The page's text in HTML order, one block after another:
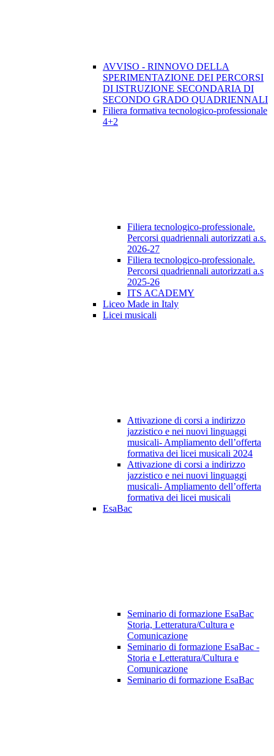
AVVISO - RINNOVO DELLA
SPERIMENTAZIONE DEI PERCORSI
DI ISTRUZIONE SECONDARIA DI
SECONDO GRADO QUADRIENNALI
Filiera formativa tecnologico-professionale
4+2
Filiera tecnologico-professionale.
Percorsi quadriennali autorizzati a.s.
2026-27
Filiera tecnologico-professionale.
Percorsi quadriennali autorizzati a.s
2025-26
ITS ACADEMY
Liceo Made in Italy
Licei musicali
Attivazione di corsi a indirizzo
jazzistico e nei nuovi linguaggi
musicali- Ampliamento dell’offerta
formativa dei licei musicali 2024
Attivazione di corsi a indirizzo
jazzistico e nei nuovi linguaggi
musicali- Ampliamento dell’offerta
formativa dei licei musicali
EsaBac
Seminario di formazione EsaBac
Storia, Letteratura/Cultura e
Comunicazione
Seminario di formazione EsaBac -
Storia e Letteratura/Cultura e
Comunicazione
Seminario di formazione EsaBac